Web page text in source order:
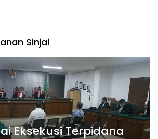
Sinjai
Eksekusi Terpidana